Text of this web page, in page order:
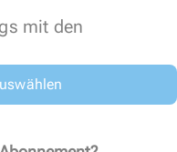
mit den